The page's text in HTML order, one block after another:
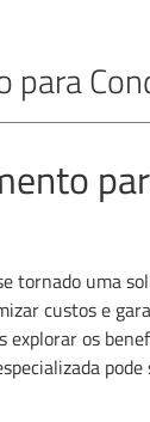
para
tornado uma
custos e
os